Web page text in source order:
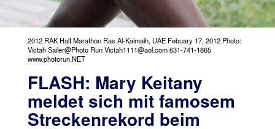
2012 RAK Half Marathon Ras Al-Kaimaih, UAE Febuary 17, 2012 Photo:
Victah Sailer@Photo Run Victah1111@aol.com 631-741-1865
www.photorun.NET
FLASH: Mary Keitany
meldet sich mit famosem
Streckenrekord beim